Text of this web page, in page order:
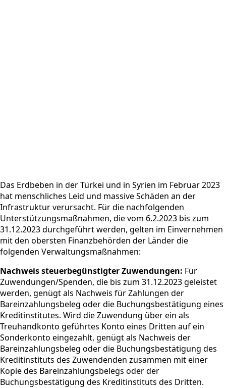
Das Erdbeben in der Türkei und in Syrien im Februar 2023
hat menschliches Leid und massive Schäden an der
Infrastruktur verursacht. Für die nachfolgenden
Unterstützungsmaßnahmen, die vom 6.2.2023 bis zum
31.12.2023 durchgeführt werden, gelten im Einvernehmen
mit den obersten Finanzbehörden der Länder die
folgenden Verwaltungsmaßnahmen:
Nachweis steuerbegünstigter Zuwendungen: Für
Zuwendungen/Spenden, die bis zum 31.12.2023 geleistet
werden, genügt als Nachweis für Zahlungen der
Bareinzahlungsbeleg oder die Buchungsbestätigung eines
Kreditinstitutes. Wird die Zuwendung über ein als
Treuhandkonto geführtes Konto eines Dritten auf ein
Sonderkonto eingezahlt, genügt als Nachweis der
Bareinzahlungsbeleg oder die Buchungsbestätigung des
Kreditinstituts des Zuwendenden zusammen mit einer
Kopie des Bareinzahlungsbelegs oder der
Buchungsbestätigung des Kreditinstituts des Dritten.